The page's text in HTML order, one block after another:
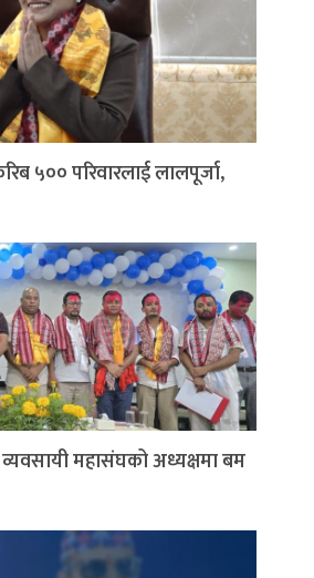
५०० परिवारलाई लालपूर्जा,
व्यवसायी महासंघको अध्यक्षमा बम